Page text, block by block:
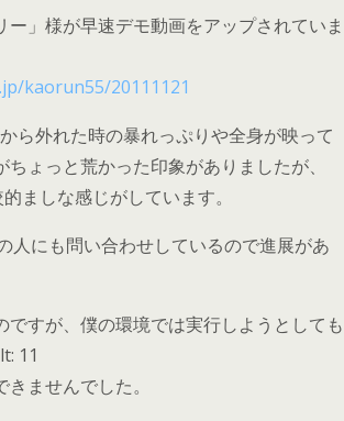
ー」様が早速デモ動画をアップされていま
kaorun55/20111121
ら外れた時の暴れっぷりや全身が映って
ょっと荒かった印象がありましたが、
ましな感じがしています。
人にも問い合わせしているので進展があ
ですが、僕の環境では実行しようとしても
11
ませんでした。